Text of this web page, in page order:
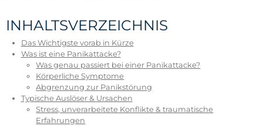
INHALTSVERZEICHNIS
Das Wichtigste vorab in Kürze
Was ist eine Panikattacke?
Was genau passiert bei einer Panikattacke?
Körperliche Symptome
Abgrenzung zur Panikstörung
Typische Auslöser & Ursachen
Stress, unverarbeitete Konflikte & traumatische
Erfahrungen